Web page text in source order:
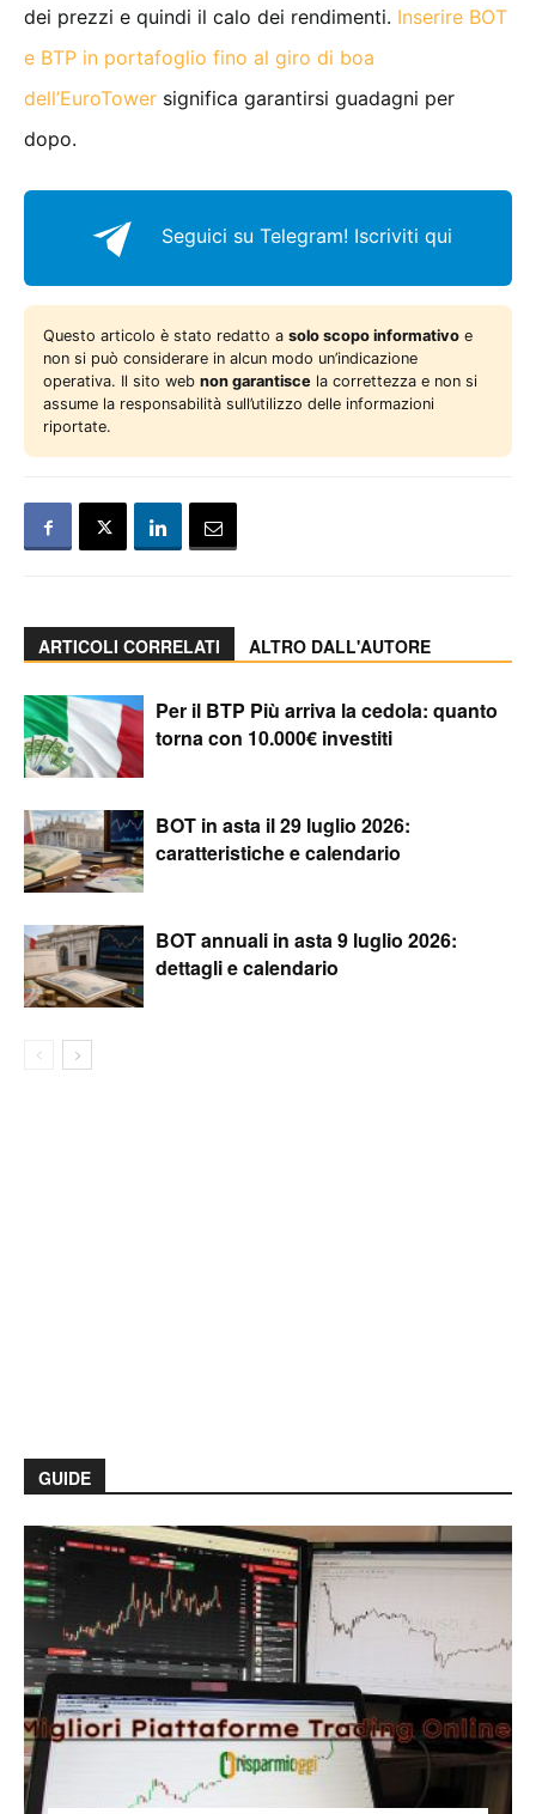
dei prezzi e quindi il calo dei rendimenti. Inserire BOT
e BTP in portafoglio fino al giro di boa
dell’EuroTower significa garantirsi guadagni per
dopo.
Seguici su Telegram! Iscriviti qui
Questo articolo è stato redatto a solo scopo informativo e
non si può considerare in alcun modo un’indicazione
operativa. Il sito web non garantisce la correttezza e non si
assume la responsabilità sull’utilizzo delle informazioni
riportate.
ARTICOLI CORRELATI ALTRO DALL'AUTORE
Per il BTP Più arriva la cedola: quanto
torna con 10.000€ investiti
BOT in asta il 29 luglio 2026:
caratteristiche e calendario
BOT annuali in asta 9 luglio 2026:
dettagli e calendario
GUIDE